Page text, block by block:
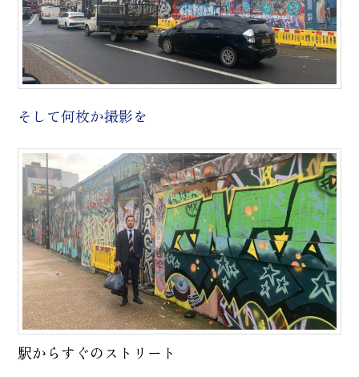
そして何枚か撮影を
駅からすぐのストリート